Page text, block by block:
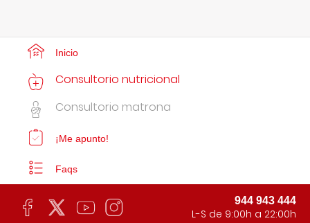
Inicio
Consultorio nutricional
Consultorio matrona
¡Me apunto!
Faqs
944 943 444
L-S de 9:00h a 22:00h